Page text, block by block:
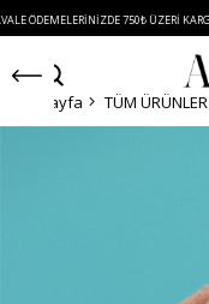
750₺ ÜZERI KARGO ÜCRETSIZ
Anasayfa TÜM ÜRÜNLER